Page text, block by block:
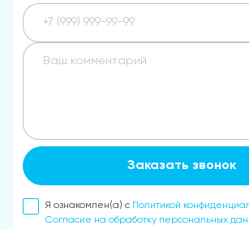
Заказать звонок
Я ознакомлен(а) с Политикой
Согласие на обработку персональных